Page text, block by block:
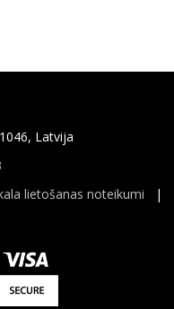
Latvija
lietošanas noteikumi |